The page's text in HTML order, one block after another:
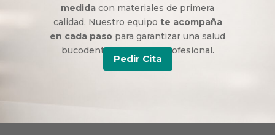
medida con materiales de primera
calidad. Nuestro equipo te acompaña
en cada paso para garantizar una salud
bucodental duradera y profesional.
Pedir Cita